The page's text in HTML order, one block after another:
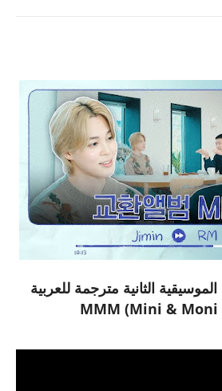
الثانية مترجمة للعربية